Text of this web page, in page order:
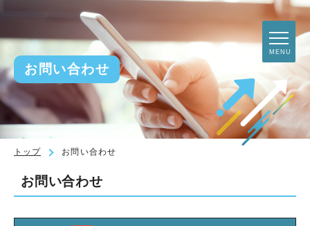
MENU
お問い合わせ
トップ お問い合わせ
お問い合わせ